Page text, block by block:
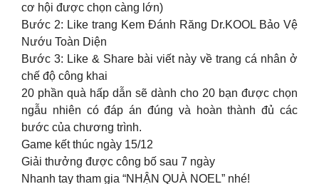
cơ hội được chọn càng lớn)
Bước 2: Like trang Kem Đánh Răng Dr.KOOL Bảo Vệ
Nướu Toàn Diện
Bước 3: Like & Share bài viết này về trang cá nhân ở
chế độ công khai
20 phần quà hấp dẫn sẽ dành cho 20 bạn được chọn
ngẫu nhiên có đáp án đúng và hoàn thành đủ các
bước của chương trình.
Game kết thúc ngày 15/12
Giải thưởng được công bố sau 7 ngày
Nhanh tay tham gia “NHẬN QUÀ NOEL” nhé!